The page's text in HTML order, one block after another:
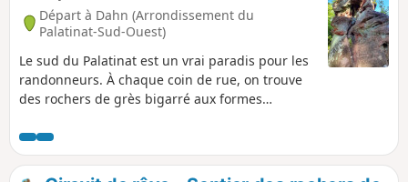
Départ à Dahn (Arrondissement du
Palatinat-Sud-Ouest)
Le sud du Palatinat est un vrai paradis pour les
randonneurs. À chaque coin de rue, on trouve
des rochers de grès bigarré aux formes
mystiques. Le massif rocheux Büttelfelsen
domine la ville de Dahn et culmine à 45 mètres
de hauteur. Sa particularité : en son centre se